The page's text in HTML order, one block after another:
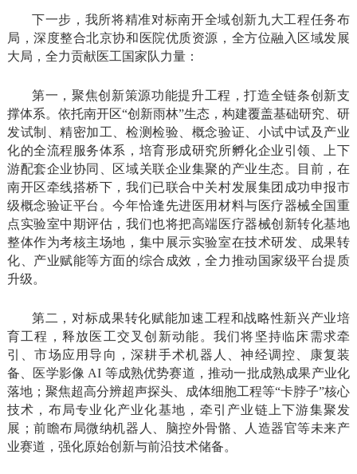
下一步，我所将精准对标南开全域创新九大工程任务布
局，深度整合北京协和医院优质资源，全方位融入区域发展
大局，全力贡献医工国家队力量：
第一，聚焦创新策源功能提升工程，打造全链条创新支
撑体系。依托南开区“创新雨林”生态，构建覆盖基础研究、研
发试制、精密加工、检测检验、概念验证、小试中试及产业
化的全流程服务体系，培育形成研究所孵化企业引领、上下
游配套企业协同、区域关联企业集聚的产业生态。目前，在
南开区牵线搭桥下，我们已联合中关村发展集团成功申报市
级概念验证平台。今年恰逢先进医用材料与医疗器械全国重
点实验室中期评估，我们也将把高端医疗器械创新转化基地
整体作为考核主场地，集中展示实验室在技术研发、成果转
化、产业赋能等方面的综合成效，全力推动国家级平台提质
升级。
第二，对标成果转化赋能加速工程和战略性新兴产业培
育工程，释放医工交叉创新动能。我们将坚持临床需求牵
引、市场应用导向，深耕手术机器人、神经调控、康复装
备、医学影像 AI 等成熟优势赛道，推动一批成熟成果产业化
落地；聚焦超高分辨超声探头、成体细胞工程等“卡脖子”核心
技术，布局专业化产业化基地，牵引产业链上下游集聚发
展；前瞻布局微纳机器人、脑控外骨骼、人造器官等未来产
业赛道，强化原始创新与前沿技术储备。